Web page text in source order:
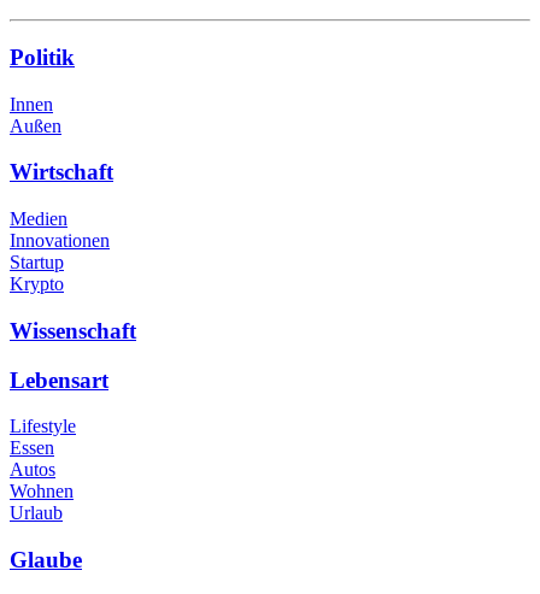
Politik
Innen
Außen
Wirtschaft
Medien
Innovationen
Startup
Krypto
Wissenschaft
Lebensart
Lifestyle
Essen
Autos
Wohnen
Urlaub
Glaube